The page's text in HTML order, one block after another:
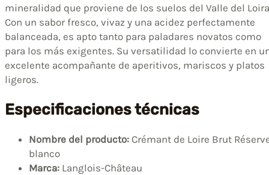
mineralidad que proviene de los suelos del Valle del
Con un sabor fresco, vivaz y una acidez perfectamente
balanceada, es apto tanto para paladares novatos como
para los más exigentes. Su versatilidad lo convierte en
excelente acompañante de aperitivos, mariscos y platos
ligeros.
Especificaciones técnicas
Nombre del producto: Crémant de Loire Brut
blanco
Marca: Langlois-Château